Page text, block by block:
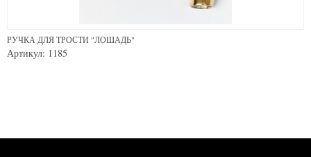
РУЧКА ДЛЯ ТРОСТИ "ЛОШАДЬ"
Артикул: 1185